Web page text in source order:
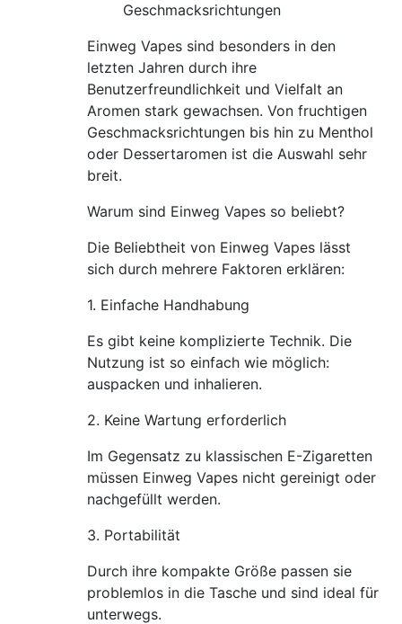
Geschmacksrichtungen
Einweg Vapes sind besonders in den
letzten Jahren durch ihre
Benutzerfreundlichkeit und Vielfalt an
Aromen stark gewachsen. Von fruchtigen
Geschmacksrichtungen bis hin zu Menthol
oder Dessertaromen ist die Auswahl sehr
breit.
Warum sind Einweg Vapes so beliebt?
Die Beliebtheit von Einweg Vapes lässt
sich durch mehrere Faktoren erklären:
1. Einfache Handhabung
Es gibt keine komplizierte Technik. Die
Nutzung ist so einfach wie möglich:
auspacken und inhalieren.
2. Keine Wartung erforderlich
Im Gegensatz zu klassischen E-Zigaretten
müssen Einweg Vapes nicht gereinigt oder
nachgefüllt werden.
3. Portabilität
Durch ihre kompakte Größe passen sie
problemlos in die Tasche und sind ideal für
unterwegs.